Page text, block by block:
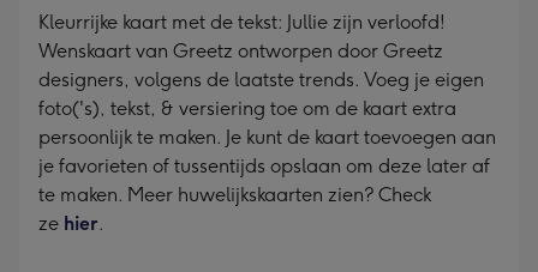
Kleurrijke kaart met de tekst: Jullie zijn verloofd!
Wenskaart van Greetz ontworpen door Greetz
designers, volgens de laatste trends. Voeg je eigen
foto('s), tekst, & versiering toe om de kaart extra
persoonlijk te maken. Je kunt de kaart toevoegen aan
je favorieten of tussentijds opslaan om deze later af
te maken. Meer huwelijkskaarten zien? Check
ze hier.